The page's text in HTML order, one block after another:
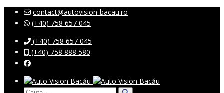
contact@autovision-bacau.ro
(+40) 758 657 045
(+40) 758 657 045
(+40) 758 888 580